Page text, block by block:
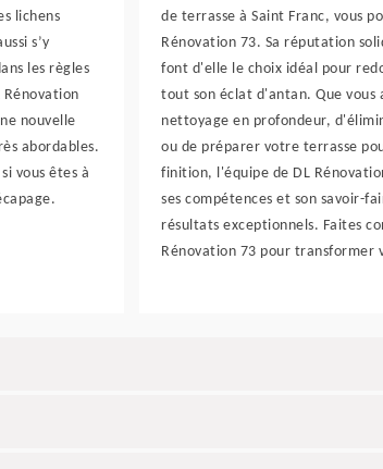
lichens
s’y
les règles
Rénovation
nouvelle
abordables.
vous êtes à
de terrasse à Saint Franc, vous
Rénovation 73. Sa réputation
font d'elle le choix idéal pour
tout son éclat d'antan. Que vous
nettoyage en profondeur,
ou de préparer votre terrasse
finition, l'équipe de DL
ses compétences et son savoir-
résultats exceptionnels. Faites
Rénovation 73 pour transformer